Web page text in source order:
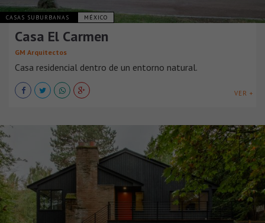
CASAS SUBURBANAS MÉXICO
Casa El Carmen
GM Arquitectos
Casa residencial dentro de un entorno natural.
VER +